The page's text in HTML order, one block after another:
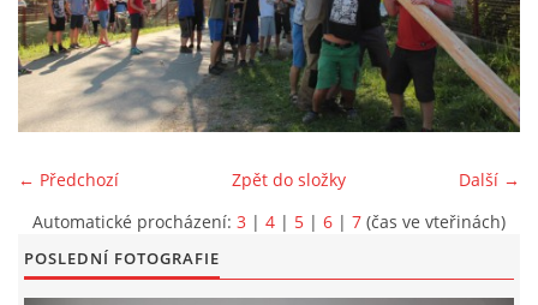
OBČASNÍK
KONTAKT
← Předchozí Další →
Zpět do složky
Automatické procházení: 3 | 4 | 5 | 6 | 7 (čas ve vteřinách)
POSLEDNÍ FOTOGRAFIE